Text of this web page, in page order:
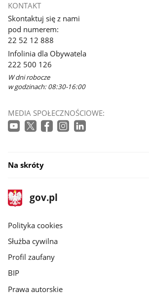
KONTAKT
Skontaktuj się z nami
pod numerem:
22 52 12 888
Infolinia dla Obywatela
222 500 126
W dni robocze
w godzinach: 08:30-16:00
MEDIA SPOŁECZNOŚCIOWE:
Na skróty
stopka
gov.pl
Strona
gov.pl
gov.pl
Polityka cookies
Służba cywilna
Profil zaufany
BIP
Prawa autorskie